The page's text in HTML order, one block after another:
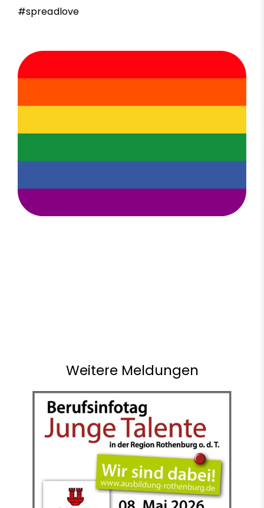
#spreadlove
Weitere Meldungen